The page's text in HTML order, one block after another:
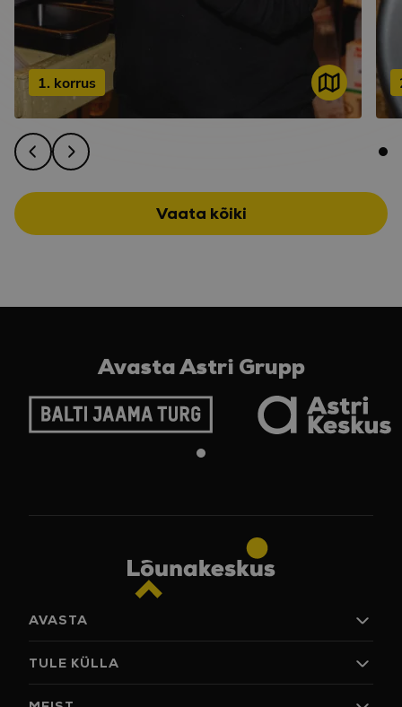
1. korrus
Vaata kõiki
Avasta Astri Grupp
AVASTA
TULE KÜLLA